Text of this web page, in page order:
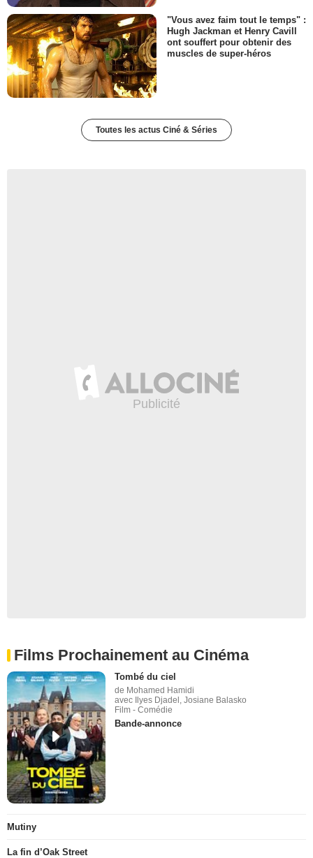
"Vous avez faim tout le temps" :
Hugh Jackman et Henry Cavill
ont souffert pour obtenir des
muscles de super-héros
Toutes les actus Ciné & Séries
Films Prochainement au Cinéma
Tombé du ciel
de Mohamed Hamidi
avec Ilyes Djadel, Josiane Balasko
Film - Comédie
Bande-annonce
Mutiny
La fin d’Oak Street